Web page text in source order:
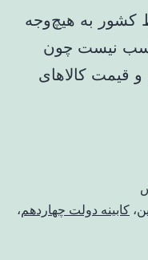
کشور به هیچ‌وجه
نیست چون
قیمت کالاهای
، کابینه دولت چهاردهم،